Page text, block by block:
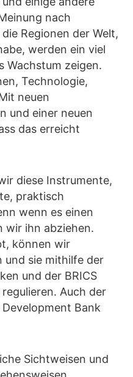
nach
Regionen der Welt,
werden ein viel
Wachstum zeigen.
Technologie,
neuen
und einer neuen
das erreicht
diese Instrumente,
praktisch
wenn es einen
wir ihn abziehen.
können wir
und sie mithilfe der
und der BRICS
Auch der
Bank
Sichtweisen und